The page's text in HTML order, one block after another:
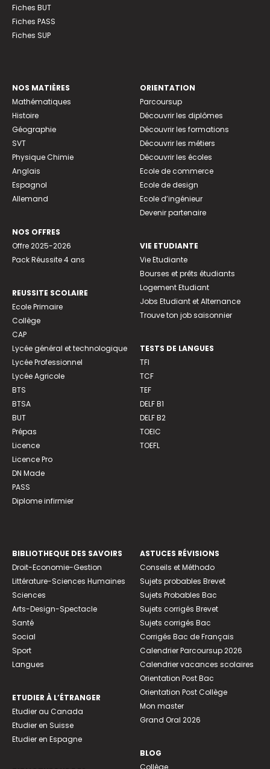
Fiches BUT
Fiches PASS
Fiches SUP
NOS MATIÈRES
Mathématiques
Histoire
Géographie
SVT
Physique Chimie
Anglais
Espagnol
Allemand
NOS OFFRES
Offre 2025-2026
Pack Réussite 4 ans
REUSSITE SCOLAIRE
Ecole Primaire
Collège
CAP
Lycée général et technologique
Lycée Professionnel
Lycée Agricole
BTS
BTSA
BUT
Prépas
Licence
Licence Pro
DN Made
PASS
Diplome infirmier
ORIENTATION
Parcoursup
Découvrir les diplômes
Découvrir les formations
Découvrir les métiers
Découvrir les écoles
Ecole de commerce
Ecole de design
Ecole d’ingénieur
Devenir partenaire
VIE ETUDIANTE
Vie Etudiante
Bourses et prêts étudiants
Logement Etudiant
Jobs Etudiant et Alternance
Trouve ton job saisonnier
TESTS DE LANGUES
TFI
TCF
TEF
DELF B1
DELF B2
TOEIC
TOEFL
BIBLIOTHEQUE DES SAVOIRS
Droit-Economie-Gestion
Littérature-Sciences Humaines
Sciences
Arts-Design-Spectacle
Santé
Social
Sport
Langues
ETUDIER À L’ÉTRANGER
Etudier au Canada
Etudier en Suisse
Etudier en Espagne
ASTUCES RÉVISIONS
Conseils et Méthodo
Sujets probables Brevet
Sujets Probables Bac
Sujets corrigés Brevet
Sujets corrigés Bac
Corrigés Bac de Français
Calendrier Parcoursup 2026
Calendrier vacances scolaires
Orientation Post Bac
Orientation Post Collège
Mon master
Grand Oral 2026
BLOG